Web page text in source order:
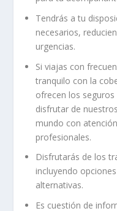
Tendrás a tu
necesarios,
urgencias.
Si viajas con
tranquilo con la
ofrecen los
disfrutar de
mundo con
profesionales.
Disfrutarás de los
incluyendo
alternativas.
Es cuestión de